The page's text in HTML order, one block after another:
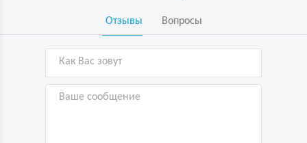
Отзывы Вопросы